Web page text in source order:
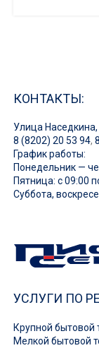
КОНТАКТЫ:
Улица Наседкина,
8 (8202) 20 53 94,
График работы:
Понедельник —
Пятница: с 09:00
Суббота,
УСЛУГИ ПО
Крупной бытовой
Мелкой бытовой